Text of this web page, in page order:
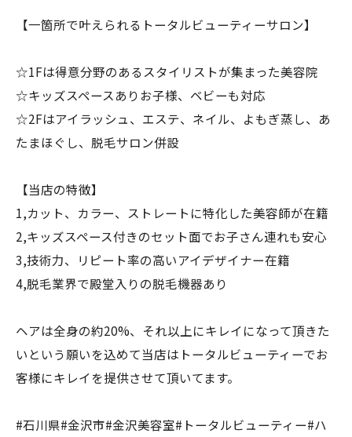
【一箇所で叶えられるトータルビューティーサロン】
☆1Fは得意分野のあるスタイリストが集まった美容院
☆キッズスペースありお子様、ベビーも対応
☆2Fはアイラッシュ、エステ、ネイル、よもぎ蒸し、あ
たまほぐし、脱毛サロン併設
【当店の特徴】
1,カット、カラー、ストレートに特化した美容師が在籍
2,キッズスペース付きのセット面でお子さん連れも安心
3,技術力、リピート率の高いアイデザイナー在籍
4,脱毛業界で殿堂入りの脱毛機器あり
ヘアは全身の約20%、それ以上にキレイになって頂きた
いという願いを込めて当店はトータルビューティーでお
客様にキレイを提供させて頂いてます。
#石川県#金沢市#金沢美容室#トータルビューティー#ハ